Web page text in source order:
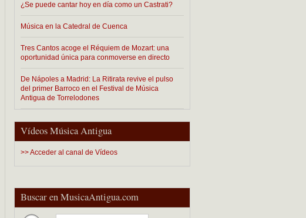
¿Se puede cantar hoy en día como un Castrati?
Música en la Catedral de Cuenca
Tres Cantos acoge el Réquiem de Mozart: una
oportunidad única para conmoverse en directo
De Nápoles a Madrid: La Ritirata revive el pulso
del primer Barroco en el Festival de Música
Antigua de Torrelodones
Vídeos Música Antigua
>> Acceder al canal de Vídeos
Buscar en MusicaAntigua.com